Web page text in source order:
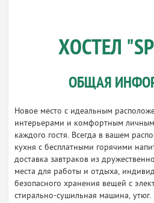
ХОСТЕЛ
ОБЩАЯ
Новое место с идеальным
интерьерами и комфортным
каждого гостя. Всегда в вашем
кухня с бесплатными горячими
доставка завтраков из
места для работы и отдыха,
безопасного хранения вещей с
стирально-сушильная машина, утюг.